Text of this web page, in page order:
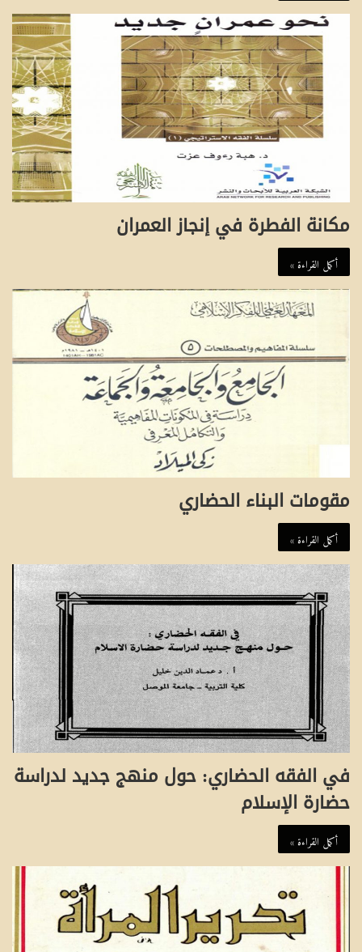
مكانة الفطرة في إنجاز العمران
أكمل القراءة »
مقومات البناء الحضاري
أكمل القراءة »
في الفقه الحضاري: حول منهج جديد لدراسة
حضارة الإسلام
أكمل القراءة »